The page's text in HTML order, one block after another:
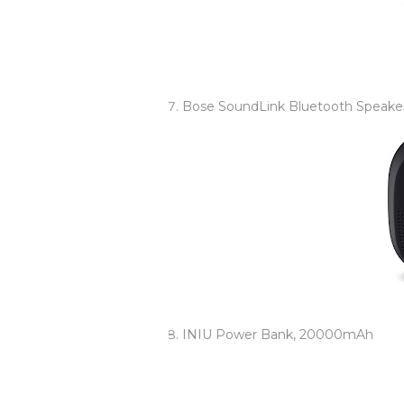
Bose SoundLink Bluetooth
INIU Power Bank, 20000mAh